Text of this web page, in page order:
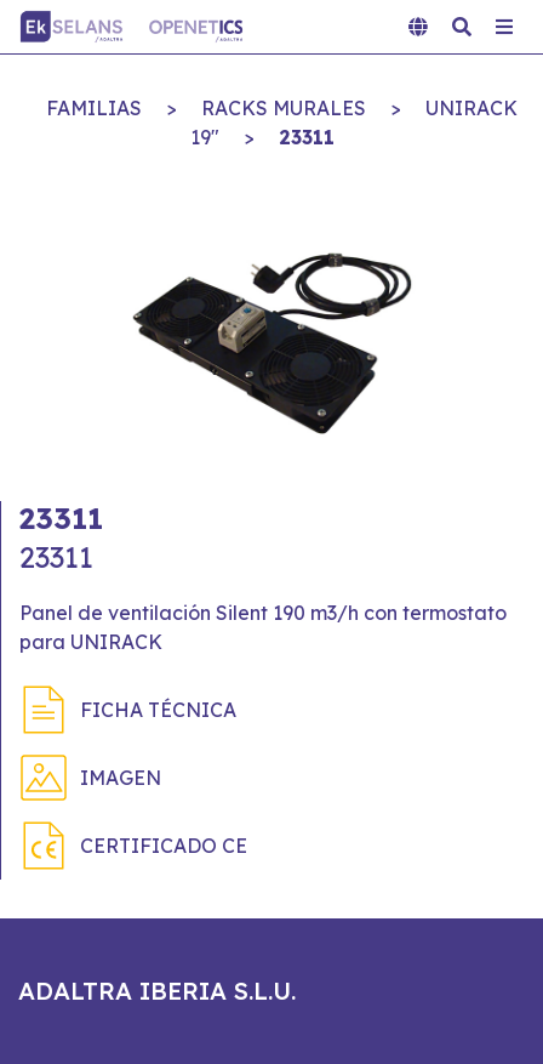
FAMILIAS > RACKS MURALES >
UNIRACK
19"
> 23311
23311
23311
Panel de ventilación Silent 190 m3/h con termostato
para UNIRACK
FICHA TÉCNICA
IMAGEN
CERTIFICADO CE
ADALTRA IBERIA S.L.U.